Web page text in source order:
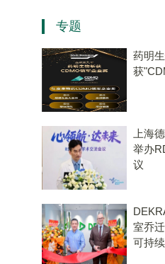
专题
药明
获
上海
举办
议
室乔
可持